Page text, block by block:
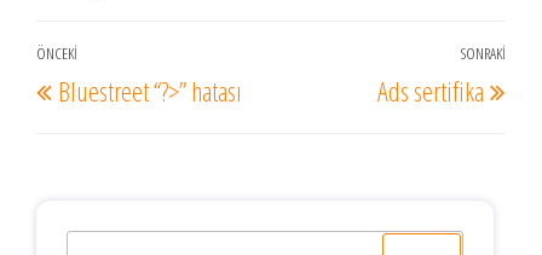
Yazı
gezinmesi
Önceki
Yazı
ÖNCEKI
Bluestreet “?>” hatası
SONRAKI
Ads sertifika